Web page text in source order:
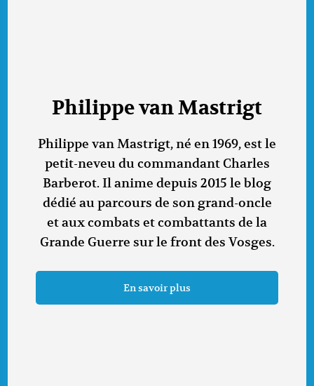
Philippe van Mastrigt
Philippe van Mastrigt, né en 1969, est le
petit-neveu du commandant Charles
Barberot. Il anime depuis 2015 le blog
dédié au parcours de son grand-oncle
et aux combats et combattants de la
Grande Guerre sur le front des Vosges.
En savoir plus